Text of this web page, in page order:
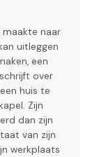
naar
uitleggen
een
over
huis te
Zijn
dan zijn
van zijn
werkplaats